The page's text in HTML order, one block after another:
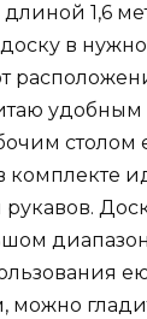
1,6
в
столом
комплекте
можно